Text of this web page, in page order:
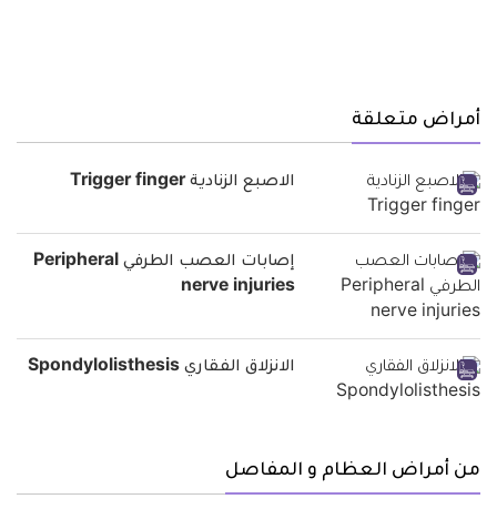
أمراض متعلقة
الاصبع الزنادية Trigger finger
إصابات العصب الطرفي Peripheral
nerve injuries
الانزلاق الفقاري Spondylolisthesis
من أمراض العظام و المفاصل